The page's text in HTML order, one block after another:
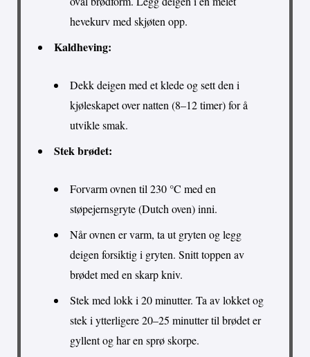
hevekurv med skjøten opp.
Kaldheving:
Dekk deigen med et klede og sett den i
kjøleskapet over natten (8–12 timer) for å
utvikle smak.
Stek brødet:
Forvarm ovnen til 230 °C med en
støpejernsgryte (Dutch oven) inni.
Når ovnen er varm, ta ut gryten og legg
deigen forsiktig i gryten. Snitt toppen av
brødet med en skarp kniv.
Stek med lokk i 20 minutter. Ta av lokket og
stek i ytterligere 20–25 minutter til brødet er
gyllent og har en sprø skorpe.